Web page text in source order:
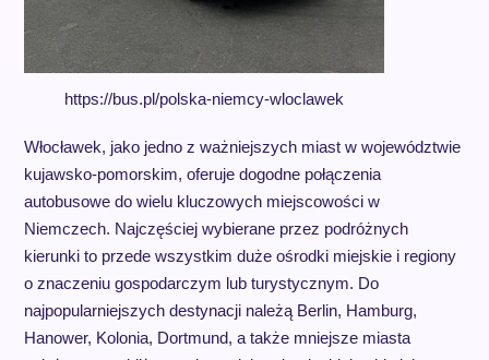
https://bus.pl/polska-niemcy-wloclawek
Włocławek, jako jedno z ważniejszych miast w województwie
kujawsko-pomorskim, oferuje dogodne połączenia
autobusowe do wielu kluczowych miejscowości w
Niemczech. Najczęściej wybierane przez podróżnych
kierunki to przede wszystkim duże ośrodki miejskie i regiony
o znaczeniu gospodarczym lub turystycznym. Do
najpopularniejszych destynacji należą Berlin, Hamburg,
Hanower, Kolonia, Dortmund, a także mniejsze miasta